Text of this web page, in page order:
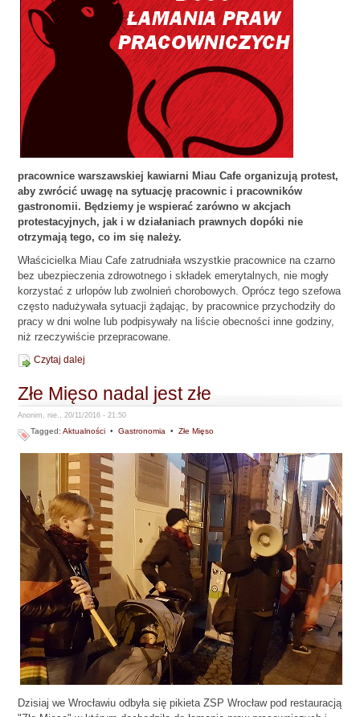
pracownice warszawskiej kawiarni Miau Cafe organizują protest,
aby zwrócić uwagę na sytuację pracownic i pracowników
gastronomii. Będziemy je wspierać zarówno w akcjach
protestacyjnych, jak i w działaniach prawnych dopóki nie
otrzymają tego, co im się należy.
Właścicielka Miau Cafe zatrudniała wszystkie pracownice na czarno
bez ubezpieczenia zdrowotnego i składek emerytalnych, nie mogły
korzystać z urlopów lub zwolnień chorobowych. Oprócz tego szefowa
często nadużywała sytuacji żądając, by pracownice przychodziły do
pracy w dni wolne lub podpisywały na liście obecności inne godziny,
niż rzeczywiście przepracowane.
Czytaj dalej
Złe Mięso nadal jest złe
Anonim, nie., 20/11/2016 - 21:50
Tagged:Aktualności •Gastronomia •Złe Mięso
Dzisiaj we Wrocławiu odbyła się pikieta ZSP Wrocław pod restauracją